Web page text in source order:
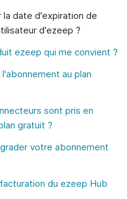
la date d'expiration de
d'ezeep ?
ezeep qui me convient ?
au plan
sont pris en
gratuit ?
votre abonnement
du ezeep Hub